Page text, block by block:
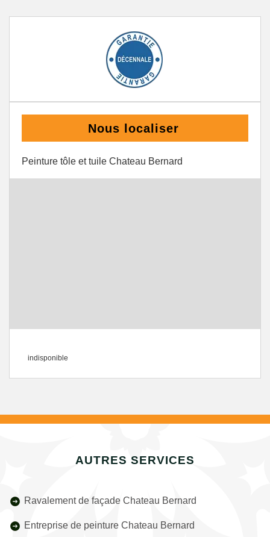
Nous localiser
Peinture tôle et tuile Chateau Bernard
indisponible
AUTRES SERVICES
Ravalement de façade Chateau Bernard
Entreprise de peinture Chateau Bernard